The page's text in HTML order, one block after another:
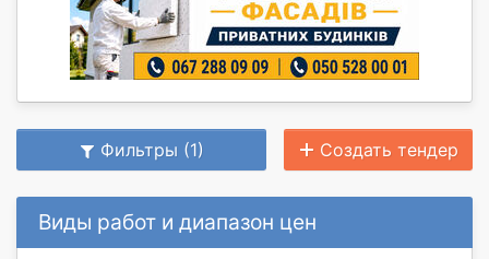
Фильтры (1) Создать тендер
Виды работ и диапазон цен